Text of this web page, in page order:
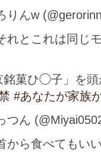
んw
れとこれは同じ
銘菓ひ◯子」を
#あなたが家族
ん
から食べてもい